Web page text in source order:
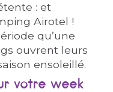
: et
Airotel !
qu’une
ouvrent leurs
ensoleillé.
votre week